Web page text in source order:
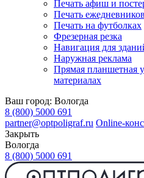
Печать афиш и
Печать ежедневников
Печать на футболках
Фрезерная резка
Навигация для
Наружная реклама
Прямая планшетная
материалах
Ваш город: Вологда
8 (800) 5000 691
partner@optpoligraf.ru Online-
Закрыть
Вологда
8 (800) 5000 691